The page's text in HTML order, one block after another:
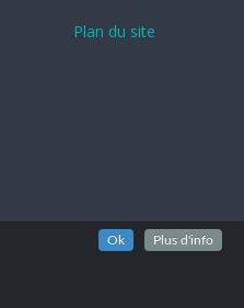
Plan du site
Ok Plus d'info